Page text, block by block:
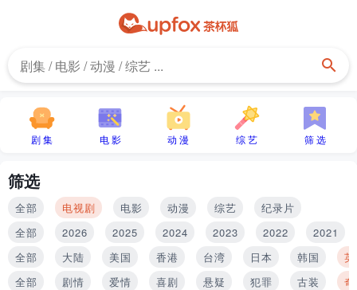
剧 集 电 影 动 漫 综 艺 筛 选
筛选
全部 电视剧 电影 动漫 综艺
纪录片
全部
2026 2025 2024 2023 2022
2021
全部
大陆 美国 香港 台湾 日本 韩国
全部
剧情 爱情 喜剧 悬疑 犯罪 古装